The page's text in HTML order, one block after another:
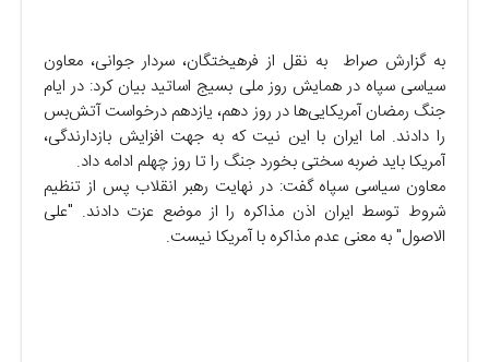
به گزارش صراط به نقل از فرهیختگان، سردار جوانی، معاون
سیاسی سپاه در همایش روز ملی بسیج اساتید بیان کرد: در ایام
جنگ رمضان آمریکایی‌ها در روز دهم، یازدهم درخواست آتش‌بس
را دادند. اما ایران با این نیت که به جهت افزایش بازدارندگی،
آمریکا باید ضربه سختی بخورد جنگ را تا روز چهلم ادامه داد.
معاون سیاسی سپاه گفت: در نهایت رهبر انقلاب پس از تنظیم
شروط توسط ایران اذن مذاکره را از موضع عزت دادند. "علی
الاصول" به معنی عدم مذاکره با آمریکا نیست.